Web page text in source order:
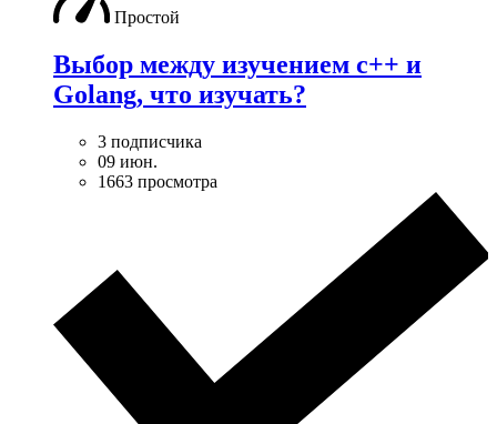
Простой
Выбор между изучением c++ и
Golang, что изучать?
3 подписчика
09 июн.
1663 просмотра